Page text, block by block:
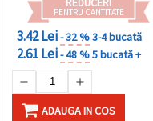
PENTRU CANTITATE
3.42 Lei- 32 %3-4 bucată
2.61 Lei- 48 %5 bucată +
ADAUGA IN COS